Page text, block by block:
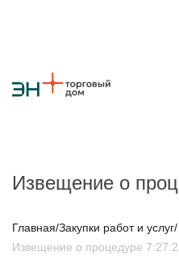
Извещение о
Главная/Закупки работ и услуг/
Извещение о процедуре